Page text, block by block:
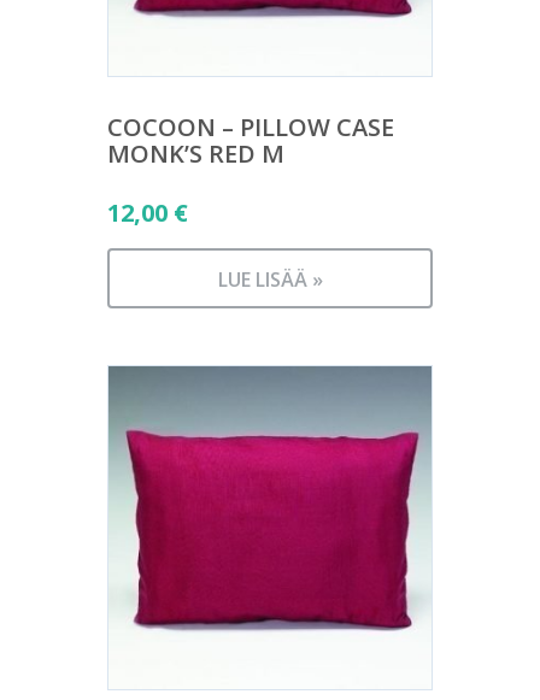
COCOON – PILLOW CASE
MONK’S RED M
12,00 €
LUE LISÄÄ »